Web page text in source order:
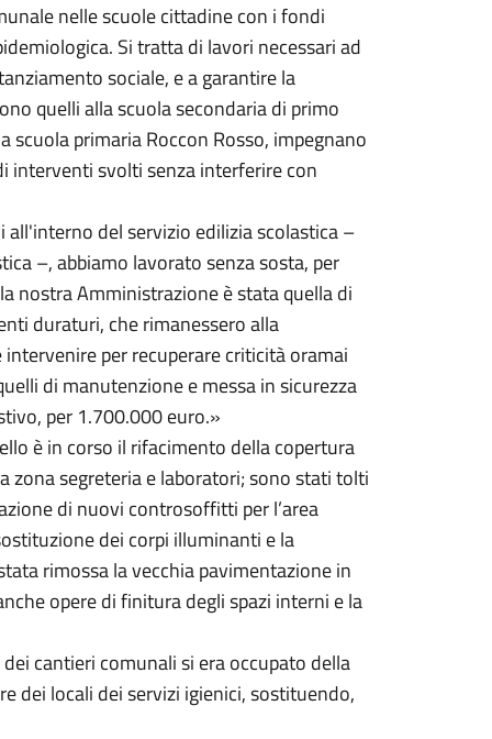
nelle scuole cittadine con i fondi
Si tratta di lavori necessari ad
sociale, e a garantire la
quelli alla scuola secondaria di primo
primaria Roccon Rosso, impegnano
interventi svolti senza interferire con
del servizio edilizia scolastica –
–, abbiamo lavorato senza sosta, per
nostra Amministrazione è stata quella di
duraturi, che rimanessero alla
per recuperare criticità oramai
di manutenzione e messa in sicurezza
per 1.700.000 euro.»
è in corso il rifacimento della copertura
zona segreteria e laboratori; sono stati tolti
di nuovi controsoffitti per l’area
dei corpi illuminanti e la
rimossa la vecchia pavimentazione in
opere di finitura degli spazi interni e la
cantieri comunali si era occupato della
dei locali dei servizi igienici, sostituendo,